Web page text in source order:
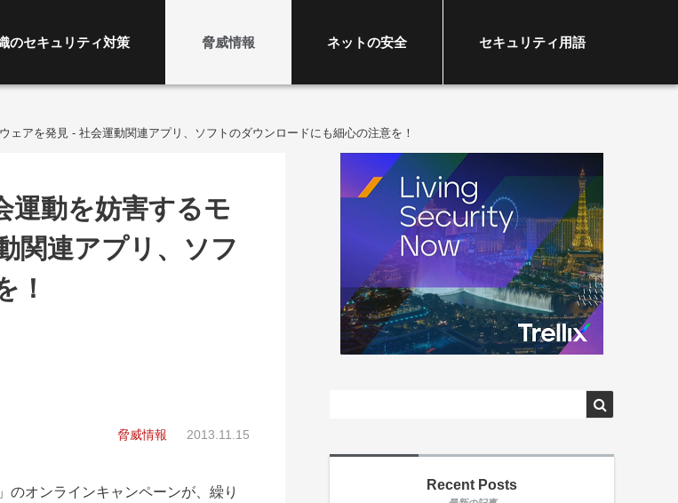
のセキュリティ対策 脅威情報 ネットの安全 セキュリティ用語
アを発見 - 社会運動関連アプリ、ソフトのダウンロードにも細心の注意を！
運動を妨害するモ
関連アプリ、ソフ
！
脅威情報 2013.11.15
のオンラインキャンペーンが、繰り
Recent Posts